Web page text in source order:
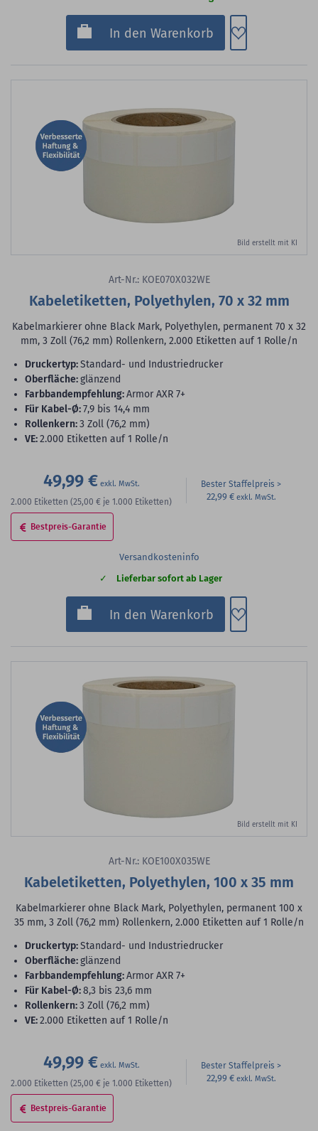
In den Warenkorb Zum
Bild erstellt mit KI
Art-Nr.: KOE070X032WE
Kabeletiketten, Polyethylen, 70 x 32 mm
Kabelmarkierer ohne Black Mark, Polyethylen, permanent 70 x 32
mm, 3 Zoll (76,2 mm) Rollenkern, 2.000 Etiketten auf 1 Rolle/n
Druckertyp:Standard- und Industriedrucker
Oberfläche:glänzend
Farbbandempfehlung:Armor AXR 7+
für Kabel-Ø:7,9 bis 14,4 mm
Rollenkern:3 Zoll (76,2 mm)
VE:2.000 Etiketten auf 1 Rolle/n
49,99 €
2.000 Etiketten (25,00 € je 1.000 Etiketten)
Bester Staffelpreis
22,99 €
Bestpreis-Garantie
Versandkosteninfo
Lieferbar sofort ab Lager
In den Warenkorb Zum
Bild erstellt mit KI
Art-Nr.: KOE100X035WE
Kabeletiketten, Polyethylen, 100 x 35 mm
Kabelmarkierer ohne Black Mark, Polyethylen, permanent 100 x
35 mm, 3 Zoll (76,2 mm) Rollenkern, 2.000 Etiketten auf 1 Rolle/n
Druckertyp:Standard- und Industriedrucker
Oberfläche:glänzend
Farbbandempfehlung:Armor AXR 7+
für Kabel-Ø:8,3 bis 23,6 mm
Rollenkern:3 Zoll (76,2 mm)
VE:2.000 Etiketten auf 1 Rolle/n
49,99 €
2.000 Etiketten (25,00 € je 1.000 Etiketten)
Bester Staffelpreis
22,99 €
Bestpreis-Garantie